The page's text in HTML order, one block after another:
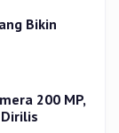
Bikin
200 MP,